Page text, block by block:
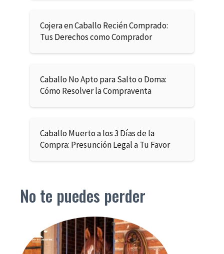
Cojera en Caballo Recién Comprado:
Tus Derechos como Comprador
Caballo No Apto para Salto o Doma:
Cómo Resolver la Compraventa
Caballo Muerto a los 3 Días de la
Compra: Presunción Legal a Tu Favor
No te puedes perder